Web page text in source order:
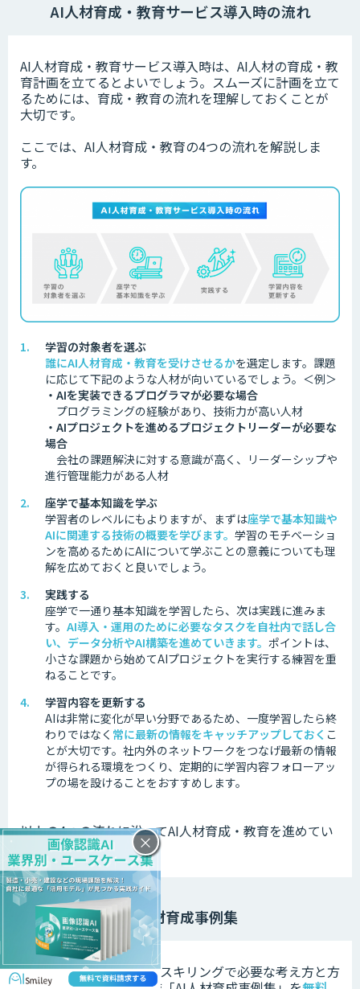
AI人材育成・教育サービス導入時の流れ
AI人材育成・教育サービス導入時は、AI人材の育成・教
育計画を立てるとよいでしょう。スムーズに計画を立て
るためには、育成・教育の流れを理解しておくことが
大切です。
ここでは、AI人材育成・教育の4つの流れを解説しま
す。
学習の対象者を選ぶ
誰にAI人材育成・教育を受けさせるかを選定します。 課題
に応じて下記のような人材が向いているでしょう。 ＜例＞
・AIを実装できるプログラマが必要な場合
プログラミングの経験があり、技術力が高い人材
・AIプロジェクトを進めるプロジェクトリーダーが必要な
場合
会社の課題解決に対する意識が高く、リーダーシップや
進行管理能力がある人材
座学で基本知識を学ぶ
学習者のレベルにもよりますが、まずは座学で基本知識や
AIに関連する技術の概要を学びます。 学習のモチベーショ
ンを高めるためにAIについて学ぶことの意義についても理
解を広めておくと良いでしょう。
実践する
座学で一通り基本知識を学習したら、次は実践に進みま
す。 AI導入・運用のために必要なタスクを自社内で話し合
い、データ分析やAI構築を進めていきます。 ポイントは、
小さな課題から始めてAIプロジェクトを実行する練習を重
ねることです。
学習内容を更新する
AIは非常に変化が早い分野であるため、一度学習したら終
わりではなく 常に最新の情報をキャッチアップしておく こ
とが大切です。 社内外のネットワークをつなげ最新の情報
が得られる環境をつくり、定期的に学習内容フォローアッ
プの場を設けることをおすすめします。
以上の4つの流れに沿ってAI人材育成・教育を進めてい
きましょう。
AI人材育成事例集
アイスマイリーでは、リスキリングで必要な考え方と方
×